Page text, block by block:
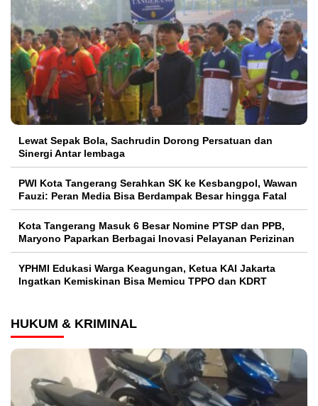
Lewat Sepak Bola, Sachrudin Dorong Persatuan dan
Sinergi Antar lembaga
PWI Kota Tangerang Serahkan SK ke Kesbangpol, Wawan
Fauzi: Peran Media Bisa Berdampak Besar hingga Fatal
Kota Tangerang Masuk 6 Besar Nomine PTSP dan PPB,
Maryono Paparkan Berbagai Inovasi Pelayanan Perizinan
YPHMI Edukasi Warga Keagungan, Ketua KAI Jakarta
Ingatkan Kemiskinan Bisa Memicu TPPO dan KDRT
HUKUM & KRIMINAL